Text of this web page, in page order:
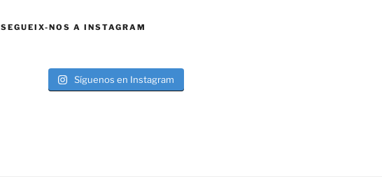
SEGUEIX-NOS A INSTAGRAM
Síguenos en Instagram